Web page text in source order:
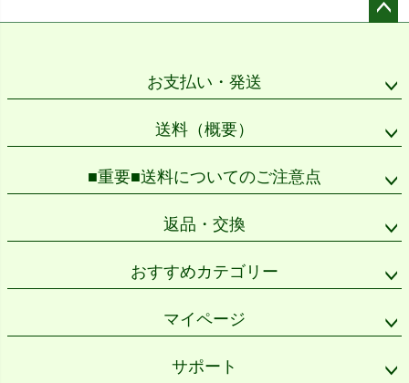
お支払い・発送
送料（概要）
■重要■送料についてのご注意点
返品・交換
おすすめカテゴリー
マイページ
サポート